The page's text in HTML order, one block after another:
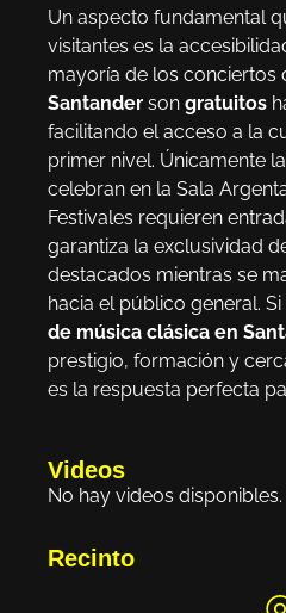
Un aspecto fundamental
visitantes es la
mayoría de los conciertos
Santander son gratuitos
facilitando el acceso a la
primer nivel. Únicamente
celebran en la Sala
Festivales requieren
garantiza la exclusividad
destacados mientras se
hacia el público general.
de música clásica en
prestigio, formación y
es la respuesta perfecta
Videos
No hay videos disponibles.
Recinto